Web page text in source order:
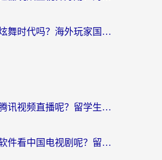
在国外可以打炫舞时代吗？海外玩家国服游戏加速全攻略（附实测推荐）
在国外怎么看腾讯视频直播呢？留学生亲测有效的回国加速指南
在日本用什么软件看中国电视剧呢？留学生亲测有效的回国加速方案